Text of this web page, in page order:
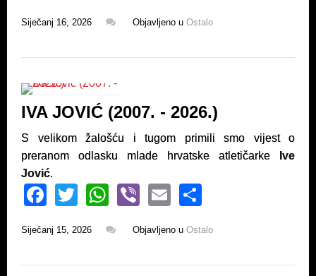
c
e
o
k
tt
er
at
s
p
er ail ar
e
Siječanj 16, 2026 Objavljeno u Ostalo
IVA JOVIĆ (2007. - 2026.)
S velikom žalošću i tugom primili smo vijest o
preranom odlasku mlade hrvatske atletičarke
Ive
Jović.
F
c
e
T
tt
er
W
at
s
Vi
er
E
ail ar
e
Siječanj 15, 2026 Objavljeno u Ostalo